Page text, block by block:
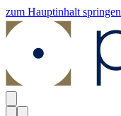
zum Hauptinhalt springen